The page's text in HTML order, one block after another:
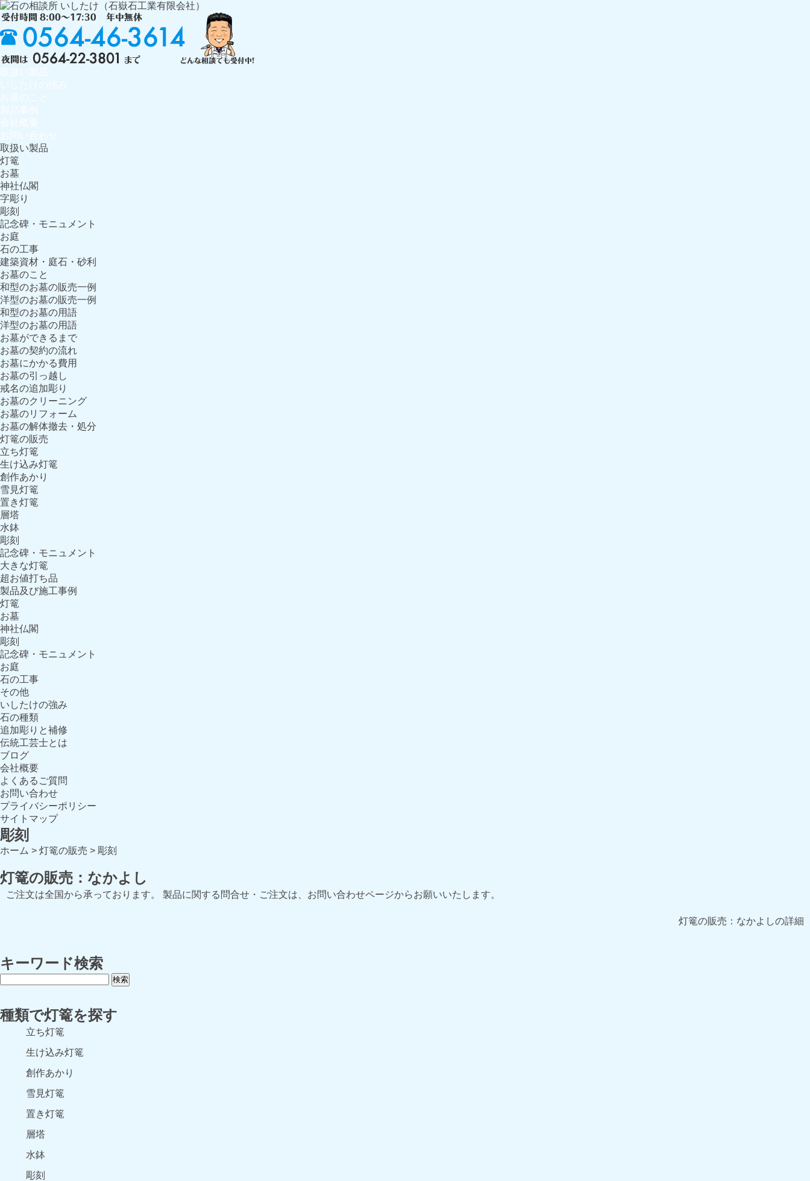
取扱い製品
灯篭
お墓
神社仏閣
字彫り
彫刻
記念碑・モニュメント
お庭
石の工事
建築資材・庭石・砂利
お墓のこと
和型のお墓の販売一例
洋型のお墓の販売一例
和型のお墓の用語
洋型のお墓の用語
お墓ができるまで
お墓の契約の流れ
お墓にかかる費用
お墓の引っ越し
戒名の追加彫り
お墓のクリーニング
お墓のリフォーム
お墓の解体撤去・処分
灯篭の販売
立ち灯篭
生け込み灯篭
創作あかり
雪見灯篭
置き灯篭
層塔
水鉢
彫刻
記念碑・モニュメント
大きな灯篭
超お値打ち品
製品及び施工事例
灯篭
お墓
神社仏閣
彫刻
記念碑・モニュメント
お庭
石の工事
その他
いしたけの強み
石の種類
追加彫りと補修
伝統工芸士とは
ブログ
会社概要
よくあるご質問
お問い合わせ
プライバシーポリシー
サイトマップ
彫刻
ホーム > 灯篭の販売 > 彫刻
灯篭の販売：なかよし
ご注文は全国から承っております。 製品に関する問合せ・ご注文は、お問い合わせページからお願いいたします。
灯篭の販売：なかよしの詳細
キーワード検索
種類で灯篭を探す
立ち灯篭
生け込み灯篭
創作あかり
雪見灯篭
置き灯篭
層塔
水鉢
彫刻